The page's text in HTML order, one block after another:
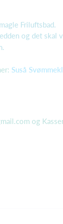
Friluftsbad.
og det
Suså
og